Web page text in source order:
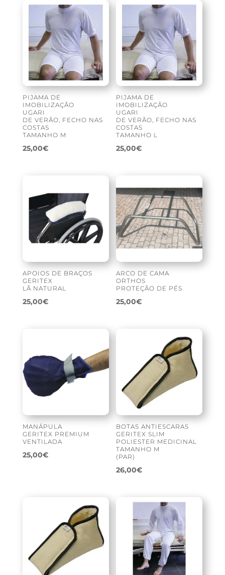
PIJAMA DE
IMOBILIZAÇÃO
UGARI
DE VERÃO, FECHO NAS
COSTAS
TAMANHO M
25,00€
PIJAMA DE
IMOBILIZAÇÃO
UGARI
DE VERÃO, FECHO NAS
COSTAS
TAMANHO L
25,00€
APOIOS DE BRAÇOS
GERITEX
LÃ NATURAL
25,00€
ARCO DE CAMA
ORTHOS
PROTEÇÃO DE PÉS
25,00€
MANÁPULA
GERITEX PREMIUM
VENTILADA
25,00€
BOTAS ANTIESCARAS
GERITEX SLIM
POLIESTER MEDICINAL
TAMANHO M
(PAR)
26,00€